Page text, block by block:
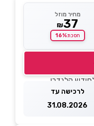
מחיר מוזל
₪37
חסכת16%
לרכישה עד
31.08.2026